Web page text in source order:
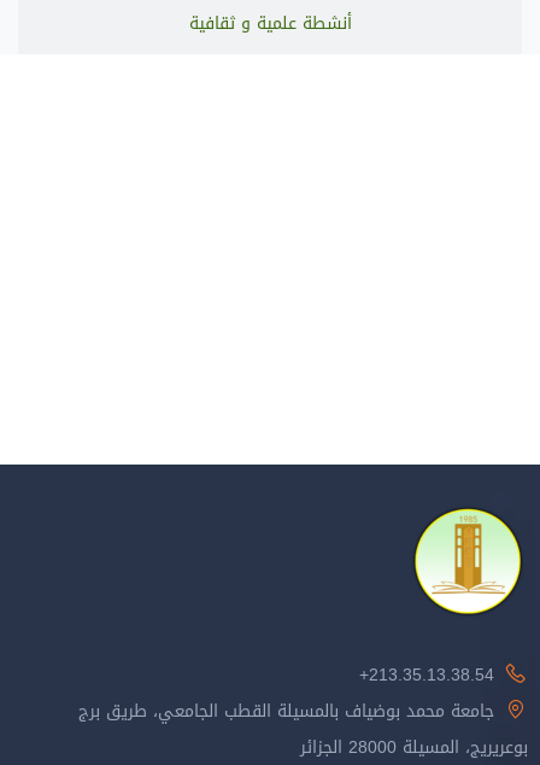
أنشطة علمية و ثقافية
213.35.13.38.54+
جامعة محمد بوضياف بالمسيلة القطب الجامعي، طريق برج
بوعريريج، المسيلة 28000 الجزائر